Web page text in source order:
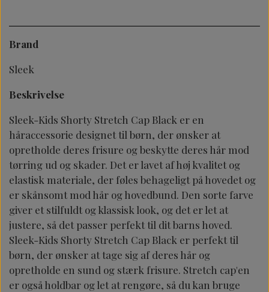
Brand
Sleek
Beskrivelse
Sleek-Kids Shorty Stretch Cap Black er en
håraccessorie designet til børn, der ønsker at
opretholde deres frisure og beskytte deres hår mod
tørring ud og skader. Det er lavet af høj kvalitet og
elastisk materiale, der føles behageligt på hovedet og
er skånsomt mod hår og hovedbund. Den sorte farve
giver et stilfuldt og klassisk look, og det er let at
justere, så det passer perfekt til dit barns hoved.
Sleek-Kids Shorty Stretch Cap Black er perfekt til
børn, der ønsker at tage sig af deres hår og
opretholde en sund og stærk frisure. Stretch cap'en
er også holdbar og let at rengøre, så du kan bruge